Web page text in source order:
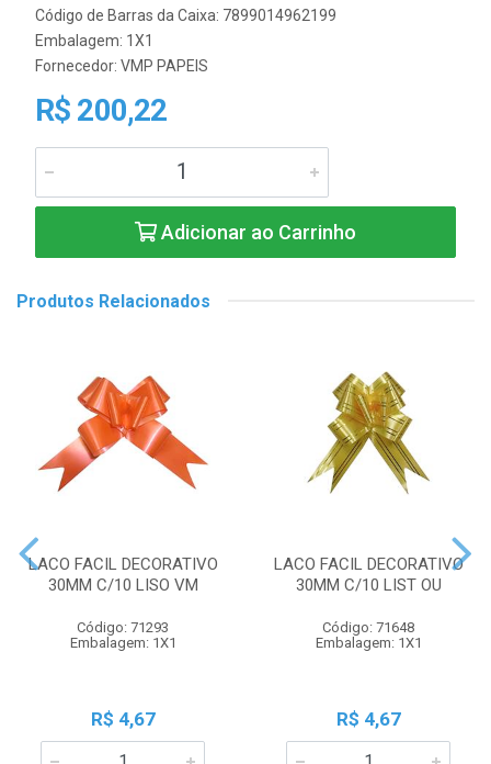
Código de Barras da Caixa: 7899014962199
Embalagem: 1X1
Fornecedor: VMP PAPEIS
R$ 200,22
Adicionar ao Carrinho
Produtos Relacionados
LACO FACIL DECORATIVO
30MM C/10 LISO VM
Código: 71293
Embalagem: 1X1
R$ 4,67
LACO FACIL DECORATIVO
30MM C/10 LIST OU
Código: 71648
Embalagem: 1X1
R$ 4,67